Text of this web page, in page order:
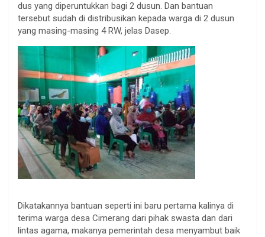
dus yang diperuntukkan bagi 2 dusun. Dan bantuan
tersebut sudah di distribusikan kepada warga di 2 dusun
yang masing-masing 4 RW, jelas Dasep.
Dikatakannya bantuan seperti ini baru pertama kalinya di
terima warga desa Cimerang dari pihak swasta dan dari
lintas agama, makanya pemerintah desa menyambut baik